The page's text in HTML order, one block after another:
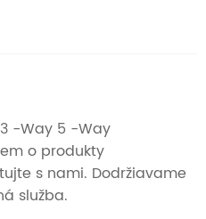
-Way 5 -Way
o produkty
s nami. Dodržiavame
služba.